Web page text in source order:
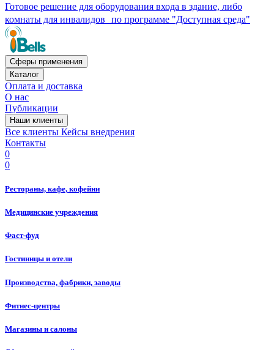
Готовое решение для оборудования входа в здание, либо
комнаты для инвалидов по программе "Доступная среда"
Сферы применения
Каталог
Оплата и доставка
О нас
Публикации
Наши клиенты
Все клиенты Кейсы внедрения
Контакты
0
0
Рестораны, кафе, кофейни
Медицинские учреждения
Фаст-фуд
Гостиницы и отели
Производства, фабрики, заводы
Фитнес-центры
Магазины и салоны